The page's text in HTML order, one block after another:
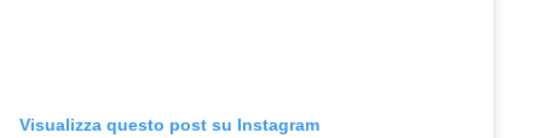
Visualizza questo post su Instagram